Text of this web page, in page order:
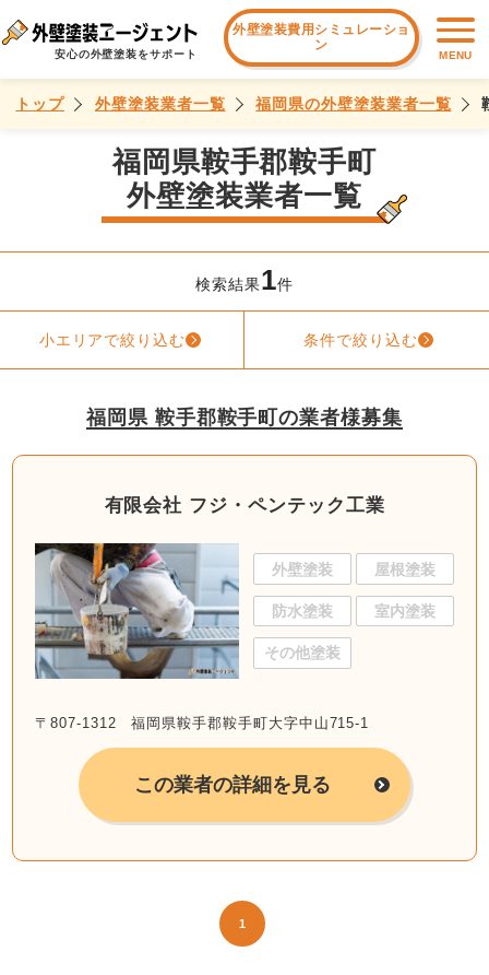
安心の外壁塗装をサポート
外壁塗装費用シミュレーショ
ン
MENU
トップ 外壁塗装業者一覧 福岡県の外壁塗装業者一覧
福岡県鞍手郡鞍手町
外壁塗装業者一覧
検索結果1件
小エリアで絞り込む 条件で絞り込む
福岡県 鞍手郡鞍手町の業者様募集
有限会社 フジ・ペンテック工業
外壁塗装 屋根塗装
防水塗装 室内塗装
その他塗装
〒807-1312 福岡県鞍手郡鞍手町大字中山715-1
この業者の詳細を見る
1